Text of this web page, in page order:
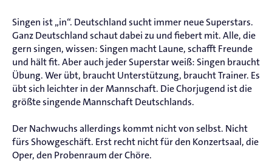
Singen ist „in“. Deutschland sucht immer neue Superstars.
Ganz Deutschland schaut dabei zu und fiebert mit. Alle, die
gern singen, wissen: Singen macht Laune, schafft Freunde
und hält fit. Aber auch jeder Superstar weiß: Singen braucht
Übung. Wer übt, braucht Unterstützung, braucht Trainer. Es
übt sich leichter in der Mannschaft. Die Chorjugend ist die
größte singende Mannschaft Deutschlands.
Der Nachwuchs allerdings kommt nicht von selbst. Nicht
fürs Showgeschäft. Erst recht nicht für den Konzertsaal, die
Oper, den Probenraum der Chöre.